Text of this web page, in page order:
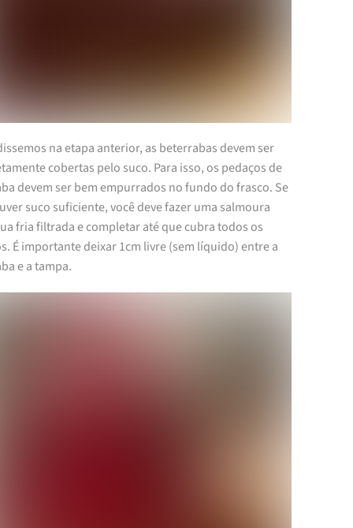
na etapa anterior, as beterrabas devem ser
cobertas pelo suco. Para isso, os pedaços de
devem ser bem empurrados no fundo do frasco. Se
suco suficiente, você deve fazer uma salmoura
fria filtrada e completar até que cubra todos os
É importante deixar 1cm livre (sem líquido) entre a
e a tampa.